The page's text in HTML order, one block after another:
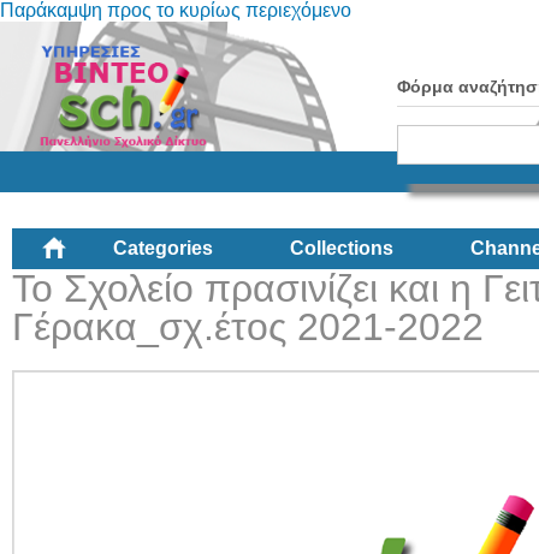
Παράκαμψη προς το κυρίως περιεχόμενο
Φόρμα
Categories Collections
To Σχολείο πρασινίζει και η
Γέρακα_σχ.έτος 2021-2022